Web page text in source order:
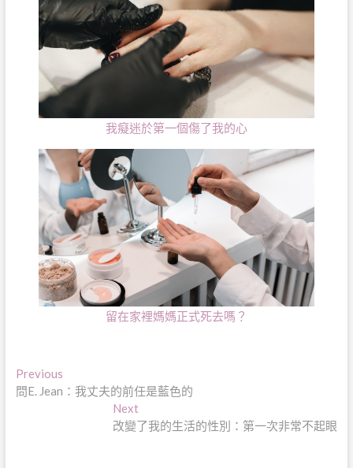
我癡迷於第一個傷了我的心
留在家裡媽媽正式死去嗎？
文
章
PreviousPrevious
post:
問E. Jean：我丈夫的前任是藍色的
NextNext
post:
改變了我的生活的性別：第一次非常不起眼